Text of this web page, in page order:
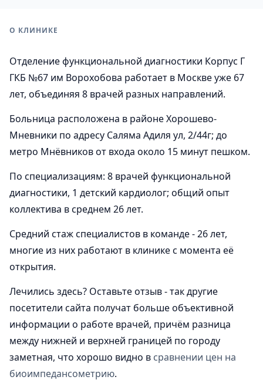
О КЛИНИКЕ
Отделение функциональной диагностики Корпус Г
ГКБ №67 им Ворохобова работает в Москве уже 67
лет, объединяя 8 врачей разных направлений.
Больница расположена в районе Хорошево-
Мневники по адресу Саляма Адиля ул, 2/44г; до
метро Мнёвников от входа около 15 минут пешком.
По специализациям: 8 врачей функциональной
диагностики, 1 детский кардиолог; общий опыт
коллектива в среднем 26 лет.
Средний стаж специалистов в команде - 26 лет,
многие из них работают в клинике с момента её
открытия.
Лечились здесь? Оставьте отзыв - так другие
посетители сайта получат больше объективной
информации о работе врачей, причём разница
между нижней и верхней границей по городу
заметная, что хорошо видно в сравнении цен на
биоимпедансометрию.